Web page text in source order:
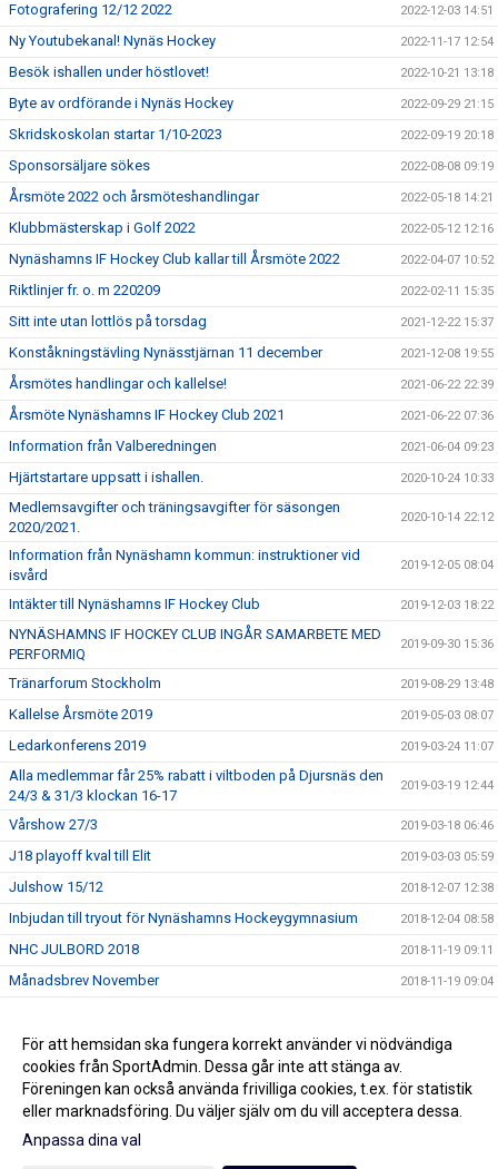
Fotografering 12/12 2022 2022-12-03 14:51
Ny Youtubekanal! Nynäs Hockey 2022-11-17 12:54
Besök ishallen under höstlovet! 2022-10-21 13:18
Byte av ordförande i Nynäs Hockey 2022-09-29 21:15
Skridskoskolan startar 1/10-2023 2022-09-19 20:18
Sponsorsäljare sökes 2022-08-08 09:19
Årsmöte 2022 och årsmöteshandlingar 2022-05-18 14:21
Klubbmästerskap i Golf 2022 2022-05-12 12:16
Nynäshamns IF Hockey Club kallar till Årsmöte 2022 2022-04-07 10:52
Riktlinjer fr. o. m 220209 2022-02-11 15:35
Sitt inte utan lottlös på torsdag 2021-12-22 15:37
Konståkningstävling Nynässtjärnan 11 december 2021-12-08 19:55
Årsmötes handlingar och kallelse! 2021-06-22 22:39
Årsmöte Nynäshamns IF Hockey Club 2021 2021-06-22 07:36
Information från Valberedningen 2021-06-04 09:23
Hjärtstartare uppsatt i ishallen. 2020-10-24 10:33
Medlemsavgifter och träningsavgifter för säsongen
2020/2021.
2020-10-14 22:12
Information från Nynäshamn kommun: instruktioner vid
isvård
2019-12-05 08:04
Intäkter till Nynäshamns IF Hockey Club 2019-12-03 18:22
NYNÄSHAMNS IF HOCKEY CLUB INGÅR SAMARBETE MED
PERFORMIQ
2019-09-30 15:36
Tränarforum Stockholm 2019-08-29 13:48
Kallelse Årsmöte 2019 2019-05-03 08:07
Ledarkonferens 2019 2019-03-24 11:07
Alla medlemmar får 25% rabatt i viltboden på Djursnäs den
24/3 & 31/3 klockan 16-17
2019-03-19 12:44
Vårshow 27/3 2019-03-18 06:46
J18 playoff kval till Elit 2019-03-03 05:59
Julshow 15/12 2018-12-07 12:38
Inbjudan till tryout för Nynäshamns Hockeygymnasium 2018-12-04 08:58
NHC JULBORD 2018 2018-11-19 09:11
Månadsbrev November 2018-11-19 09:04
Handla smart och stöd Nynäs Hockey 2018-09-06 13:11
Spring mot Barncancer med Nynäs Hockey 8/9 2018-08-31 08:28
För att hemsidan ska fungera korrekt använder vi nödvändiga
cookies från SportAdmin. Dessa går inte att stänga av.
Föreningen kan också använda frivilliga cookies, t.ex. för statistik
eller marknadsföring. Du väljer själv om du vill acceptera dessa.
Anpassa dina val